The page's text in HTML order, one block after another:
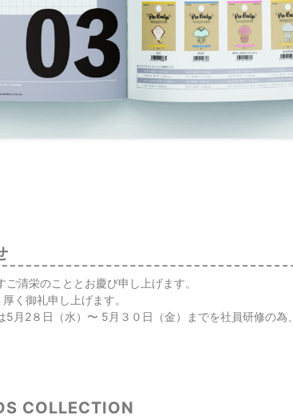
清栄のこととお慶び申し上げます。
く御礼申し上げます。
5⽉2８⽇（⽔）〜 5⽉３０⽇（⾦）までを社員研修の為、
COLLECTION